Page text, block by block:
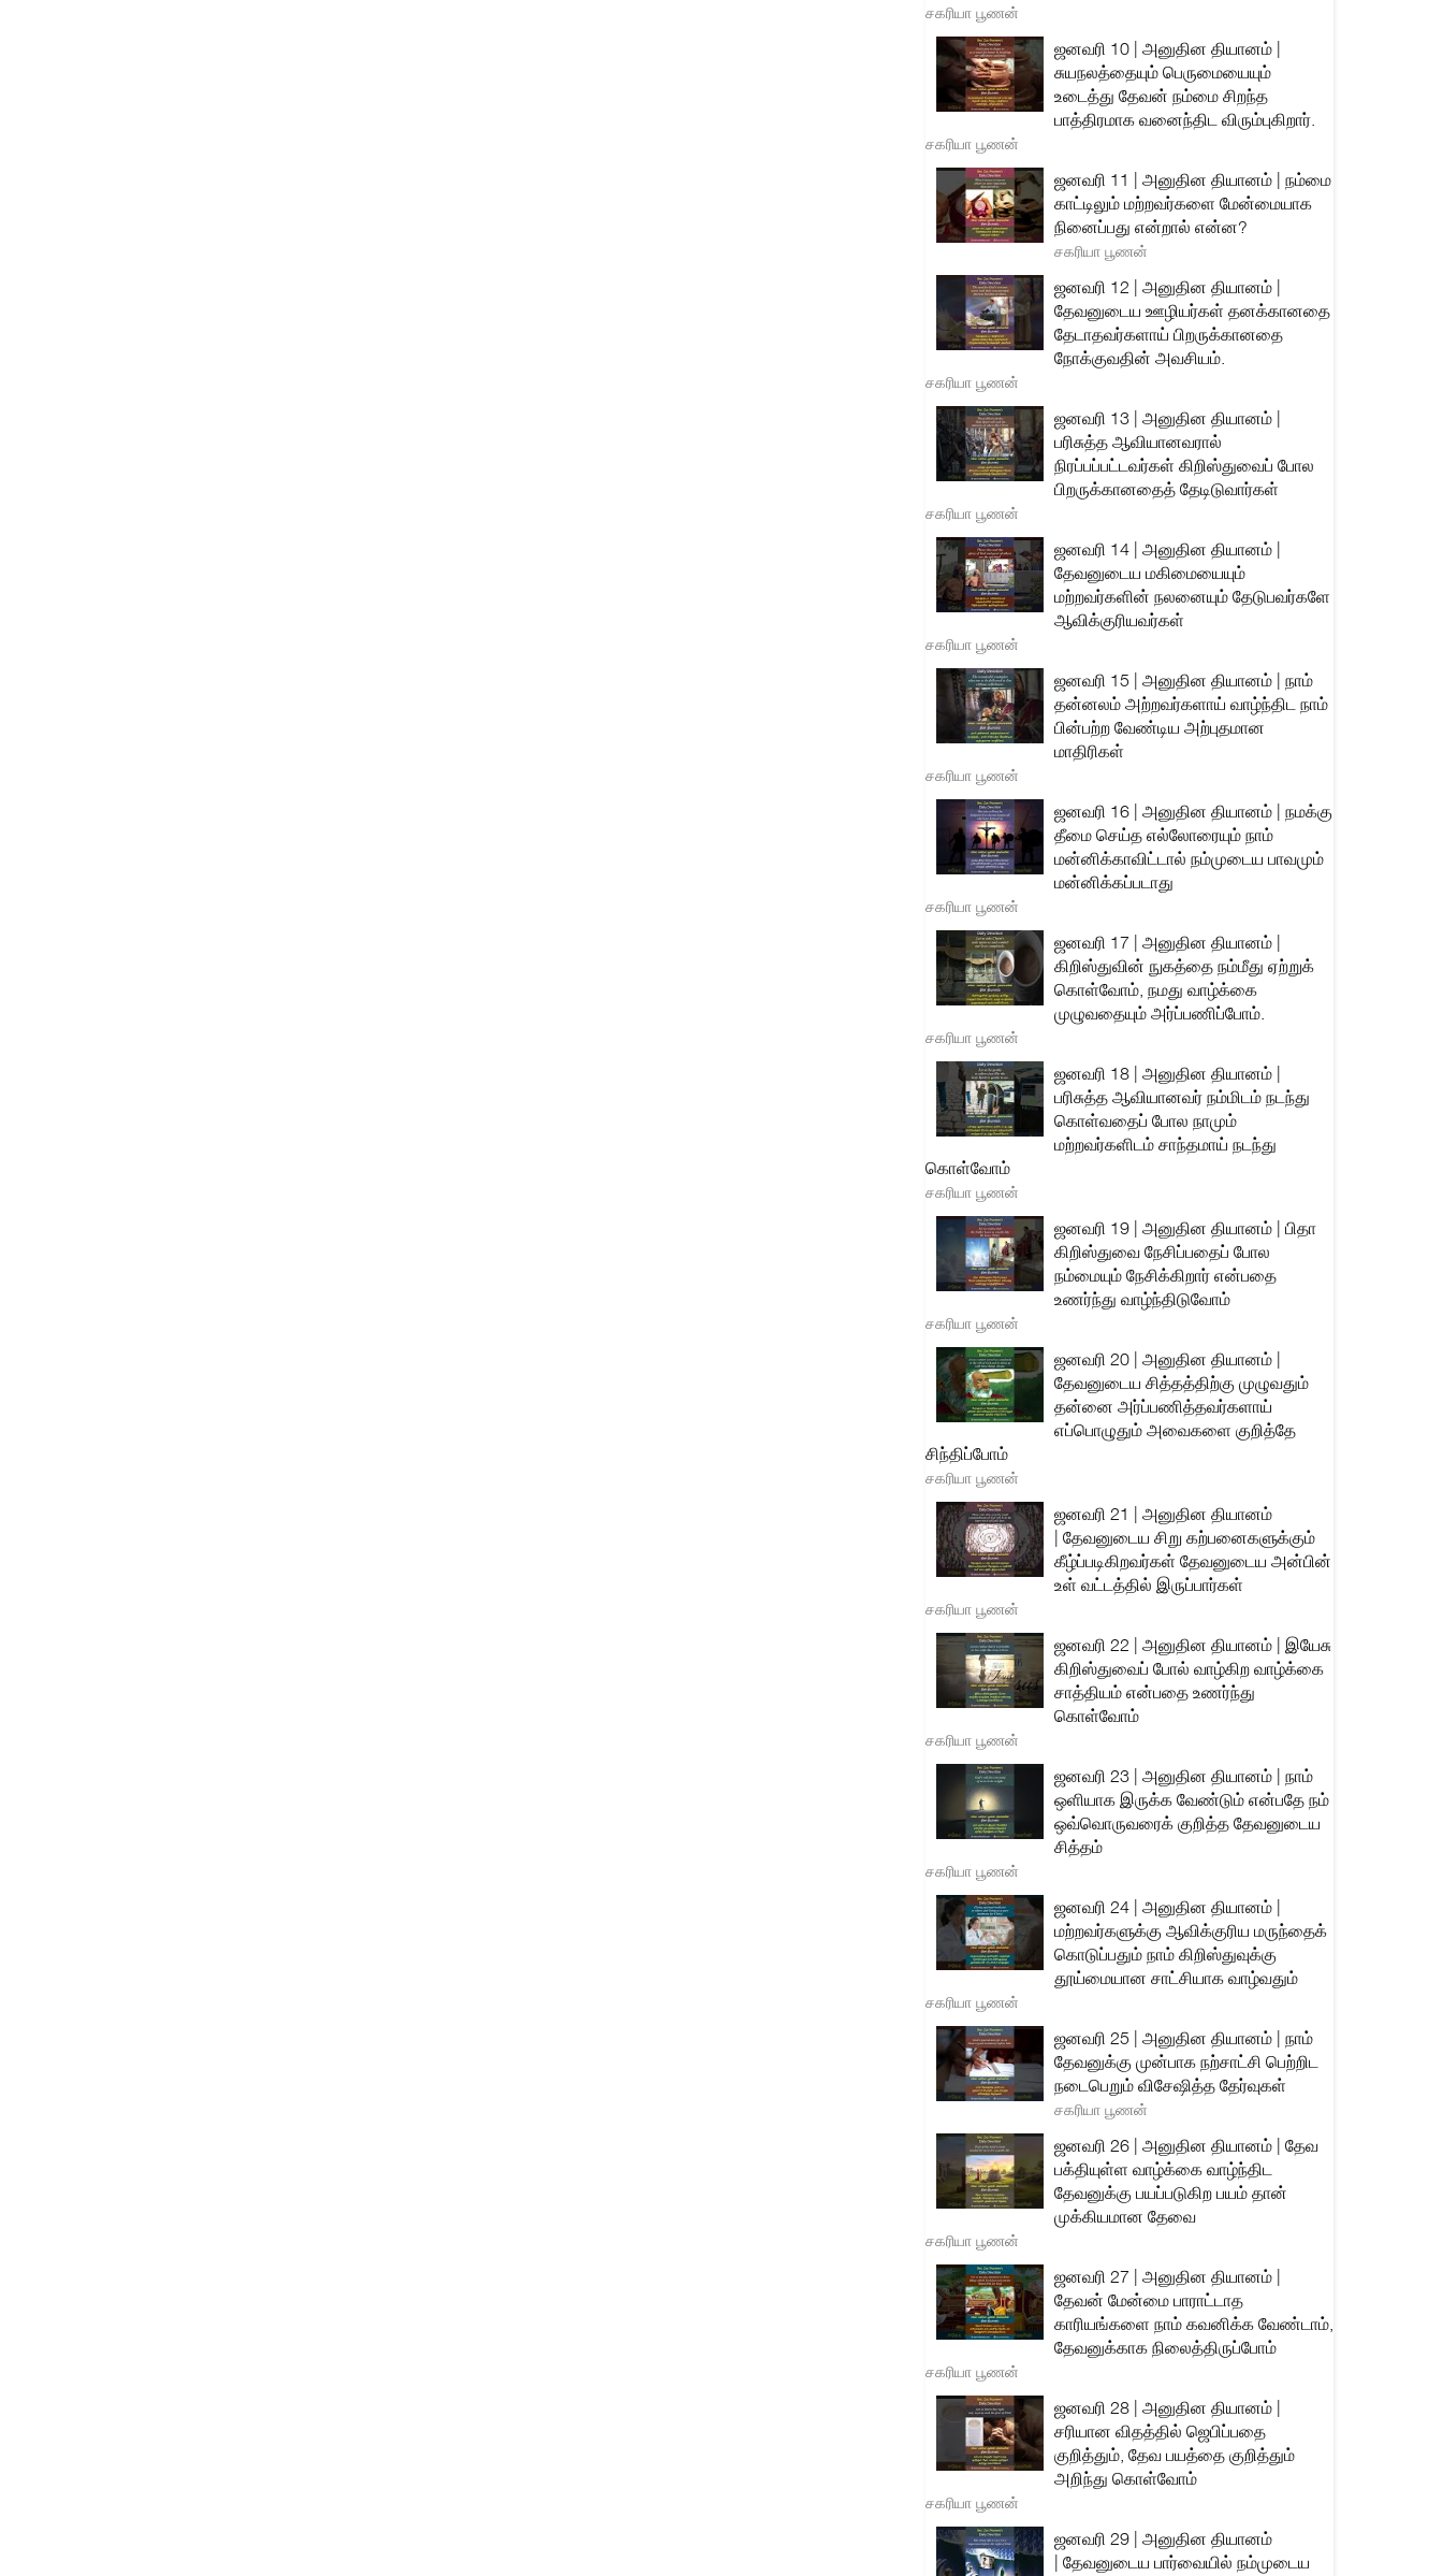
சகரியா பூணன்
ஜனவரி 10 | அனுதின தியானம் |
சுயநலத்தையும் பெருமையையும்
உடைத்து தேவன் நம்மை சிறந்த
பாத்திரமாக வனைந்திட விரும்புகிறார்.
சகரியா பூணன்
ஜனவரி 11 | அனுதின தியானம் | நம்மை
காட்டிலும் மற்றவர்களை மேன்மையாக
நினைப்பது என்றால் என்ன?
சகரியா பூணன்
ஜனவரி 12 | அனுதின தியானம் |
தேவனுடைய ஊழியர்கள் தனக்கானதை
தேடாதவர்களாய் பிறருக்கானதை
நோக்குவதின் அவசியம்.
சகரியா பூணன்
ஜனவரி 13 | அனுதின தியானம் |
பரிசுத்த ஆவியானவரால்
நிரப்பப்பட்டவர்கள் கிறிஸ்துவைப் போல
பிறருக்கானதைத் தேடிடுவார்கள்
சகரியா பூணன்
ஜனவரி 14 | அனுதின தியானம் |
தேவனுடைய மகிமையையும்
மற்றவர்களின் நலனையும் தேடுபவர்களே
ஆவிக்குரியவர்கள்
சகரியா பூணன்
ஜனவரி 15 | அனுதின தியானம் | நாம்
தன்னலம் அற்றவர்களாய் வாழ்ந்திட நாம்
பின்பற்ற வேண்டிய அற்புதமான
மாதிரிகள்
சகரியா பூணன்
ஜனவரி 16 | அனுதின தியானம் | நமக்கு
தீமை செய்த எல்லோரையும் நாம்
மன்னிக்காவிட்டால் நம்முடைய பாவமும்
மன்னிக்கப்படாது
சகரியா பூணன்
ஜனவரி 17 | அனுதின தியானம் |
கிறிஸ்துவின் நுகத்தை நம்மீது ஏற்றுக்
கொள்வோம், நமது வாழ்க்கை
முழுவதையும் அர்ப்பணிப்போம்.
சகரியா பூணன்
ஜனவரி 18 | அனுதின தியானம் |
பரிசுத்த ஆவியானவர் நம்மிடம் நடந்து
கொள்வதைப் போல நாமும்
மற்றவர்களிடம் சாந்தமாய் நடந்து
கொள்வோம்
சகரியா பூணன்
ஜனவரி 19 | அனுதின தியானம் | பிதா
கிறிஸ்துவை நேசிப்பதைப் போல
நம்மையும் நேசிக்கிறார் என்பதை
உணர்ந்து வாழ்ந்திடுவோம்
சகரியா பூணன்
ஜனவரி 20 | அனுதின தியானம் |
தேவனுடைய சித்தத்திற்கு முழுவதும்
தன்னை அர்ப்பணித்தவர்களாய்
எப்பொழுதும் அவைகளை குறித்தே
சிந்திப்போம்
சகரியா பூணன்
ஜனவரி 21 | அனுதின தியானம்
| தேவனுடைய சிறு கற்பனைகளுக்கும்
கீழ்ப்படிகிறவர்கள் தேவனுடைய அன்பின்
உள் வட்டத்தில் இருப்பார்கள்
சகரியா பூணன்
ஜனவரி 22 | அனுதின தியானம் | இயேசு
கிறிஸ்துவைப் போல் வாழ்கிற வாழ்க்கை
சாத்தியம் என்பதை உணர்ந்து
கொள்வோம்
சகரியா பூணன்
ஜனவரி 23 | அனுதின தியானம் | நாம்
ஒளியாக இருக்க வேண்டும் என்பதே நம்
ஒவ்வொருவரைக் குறித்த தேவனுடைய
சித்தம்
சகரியா பூணன்
ஜனவரி 24 | அனுதின தியானம் |
மற்றவர்களுக்கு ஆவிக்குரிய மருந்தைக்
கொடுப்பதும் நாம் கிறிஸ்துவுக்கு
தூய்மையான சாட்சியாக வாழ்வதும்
சகரியா பூணன்
ஜனவரி 25 | அனுதின தியானம் | நாம்
தேவனுக்கு முன்பாக நற்சாட்சி பெற்றிட
நடைபெறும் விசேஷித்த தேர்வுகள்
சகரியா பூணன்
ஜனவரி 26 | அனுதின தியானம் | தேவ
பக்தியுள்ள வாழ்க்கை வாழ்ந்திட
தேவனுக்கு பயப்படுகிற பயம் தான்
முக்கியமான தேவை
சகரியா பூணன்
ஜனவரி 27 | அனுதின தியானம் |
தேவன் மேன்மை பாராட்டாத
காரியங்களை நாம் கவனிக்க வேண்டாம்,
தேவனுக்காக நிலைத்திருப்போம்
சகரியா பூணன்
ஜனவரி 28 | அனுதின தியானம் |
சரியான விதத்தில் ஜெபிப்பதை
குறித்தும், தேவ பயத்தை குறித்தும்
அறிந்து கொள்வோம்
சகரியா பூணன்
ஜனவரி 29 | அனுதின தியானம்
| தேவனுடைய பார்வையில் நம்முடைய